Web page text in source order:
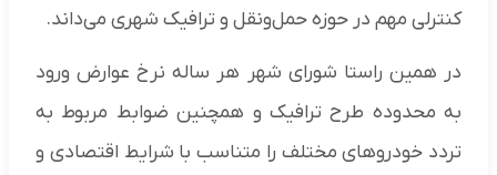
کنترلی مهم در حوزه حمل‌ونقل و ترافیک شهری می‌داند.
در همین راستا شورای شهر هر ساله نرخ عوارض ورود
به محدوده طرح ترافیک و همچنین ضوابط مربوط به
تردد خودروهای مختلف را متناسب با شرایط اقتصادی و